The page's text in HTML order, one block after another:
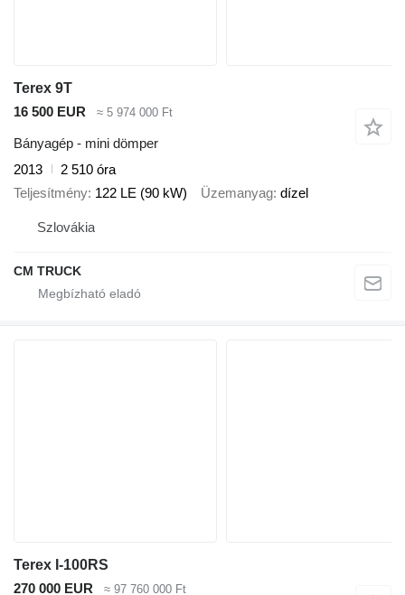
Terex 9T
16 500 EUR
≈ 5 974 000 Ft
Bányagép - mini dömper
2013
2 510 óra
Teljesítmény 122 LE (90 kW) Üzemanyag dízel
Szlovákia
CM TRUCK
Terex I-100RS
270 000 EUR
≈ 97 760 000 Ft